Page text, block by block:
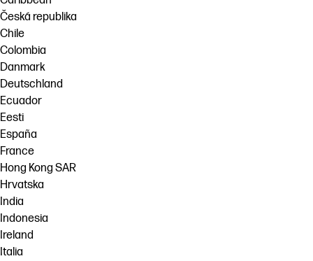
Česká republika
Chile
Colombia
Danmark
Deutschland
Ecuador
Eesti
España
France
Hong Kong SAR
Hrvatska
India
Indonesia
Ireland
Italia